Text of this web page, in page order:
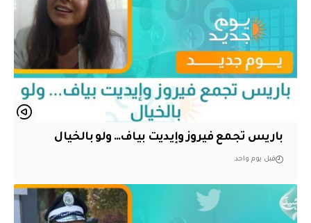
باريس تجمع فيروز وإيديت بياف… ولو بالخيال
قبل يوم واحد